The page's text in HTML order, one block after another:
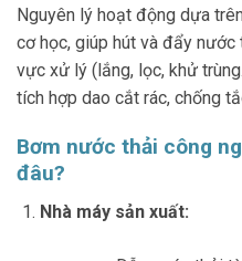
Nguyên lý hoạt động dựa
cơ học, giúp hút và đẩy
vực xử lý (lắng, lọc, khử
tích hợp dao cắt rác, chống
Bơm nước thải công
đâu?
Nhà máy sản xuất: